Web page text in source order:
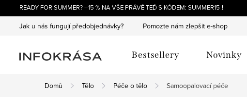
na
obsah
READY FOR SUMMER? –15 % NA VŠE PRÁVĚ TEĎ S KÓDEM: SUMMER15 ❗
Jak u nás fungují předobjednávky? Pomozte nám zlepšit e-shop
Bestsellery Novinky
Domů Tělo Péče o tělo Samoopalovací péče